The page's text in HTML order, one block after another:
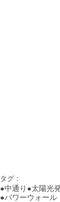
タグ：
●中通り ●太陽光
●パワーウォール